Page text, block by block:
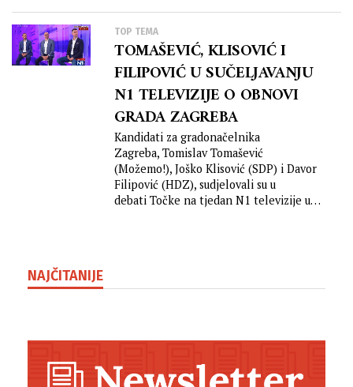
TOP TEMA
TOMAŠEVIĆ, KLISOVIĆ I
FILIPOVIĆ U SUČELJAVANJU
N1 TELEVIZIJE O OBNOVI
GRADA ZAGREBA
Kandidati za gradonačelnika
Zagreba, Tomislav Tomašević
(Možemo!), Joško Klisović (SDP) i Davor
Filipović (HDZ), sudjelovali su u
debati Točke na tjedan N1 televizije u
NAJČITANIJE